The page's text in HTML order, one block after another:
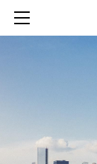
生成